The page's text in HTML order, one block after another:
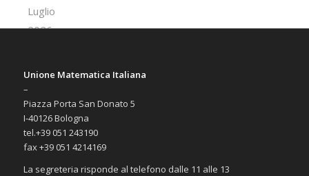
Unione Matematica Italiana
–
Piazza Porta San Donato 5
I-40126 Bologna
tel.+39 051 243190
fax +39 051 4214169
La segreteria risponde al telefono dalle 11 alle 13